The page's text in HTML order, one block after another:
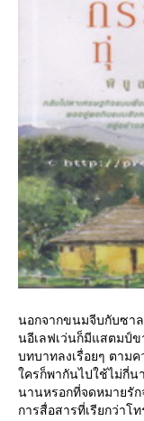
นอกจากขนมจีบกับซาล
นอีเลฟเว่นก็มีแสตมป์
บทบาทลงเรื่อยๆ ตาม
ครก็พากันไปใช้ไม่กี่น
นานหรอกที่จดหมายรัก
การสื่อสารที่เรียกว่าโท